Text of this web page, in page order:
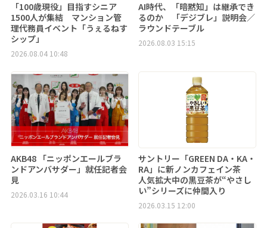
「100歳現役」目指すシニア
1500人が集結 マンション管
理代務員イベント「うぇるねす
シップ」
2026.08.04 10:48
AI時代、「暗黙知」は継承でき
るのか 「デジブレ」説明会／
ラウンドテーブル
2026.08.03 15:15
AKB48 「ニッポンエールブラ
ンドアンバサダー」就任記者会
見
2026.03.16 10:44
サントリー「GREEN DA・KA・
RA」に新ノンカフェイン茶
人気拡大中の黒豆茶が“やさし
い”シリーズに仲間入り
2026.03.15 12:00